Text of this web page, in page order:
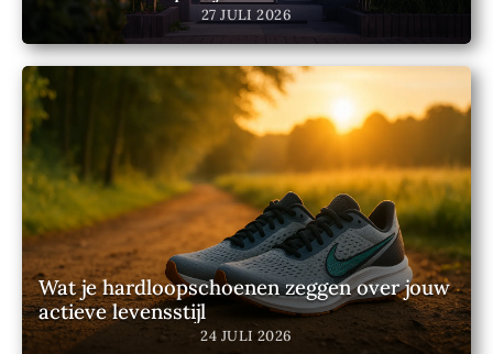
interessante verhalen en kennis uit deze
prachtige paradijselijke wereld die wij met
z’n alle mogen bewandelen.
27 JULI 2026
Wat je hardloopschoenen zeggen over jouw
actieve levensstijl
24 JULI 2026